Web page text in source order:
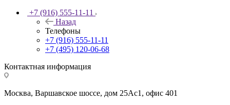
+7 (916) 555-11-11
Назад
Телефоны
+7 (916) 555-11-11
+7 (495) 120-06-68
Контактная информация
Москва, Варшавское шоссе, дом 25Аc1, офис 401